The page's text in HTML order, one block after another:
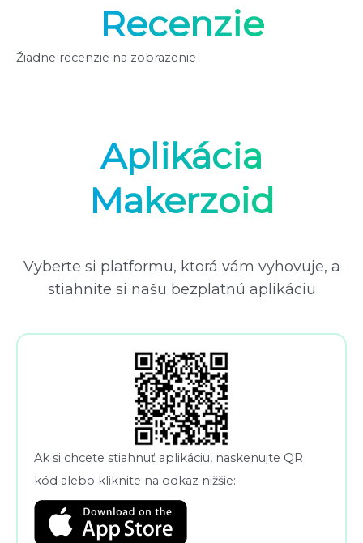
Recenzie
Žiadne recenzie na zobrazenie
Aplikácia
Makerzoid
Vyberte si platformu, ktorá vám vyhovuje, a
stiahnite si našu bezplatnú aplikáciu
Ak si chcete stiahnuť aplikáciu, naskenujte QR
kód alebo kliknite na odkaz nižšie: